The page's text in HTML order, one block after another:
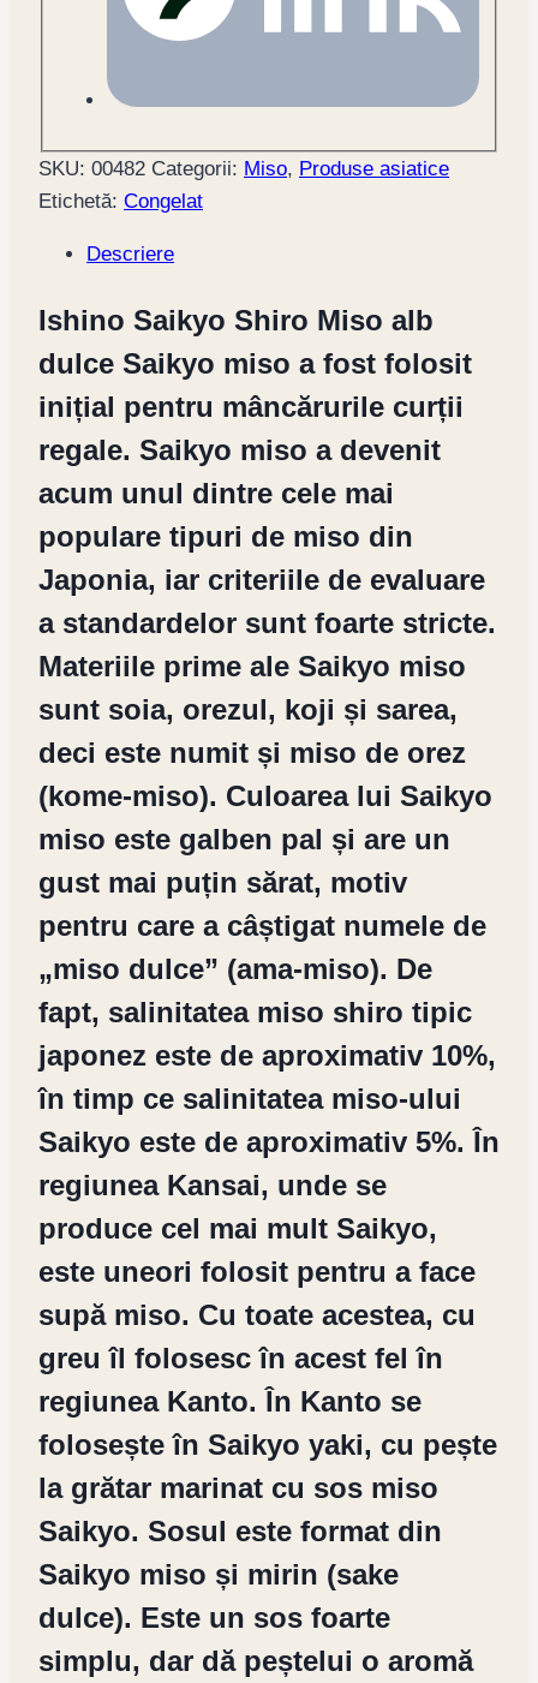
SKU: 00482 Categorii: Miso, Produse asiatice
Etichetă: Congelat
Descriere
Ishino Saikyo Shiro Miso alb
dulce Saikyo miso a fost folosit
inițial pentru mâncărurile curții
regale. Saikyo miso a devenit
acum unul dintre cele mai
populare tipuri de miso din
Japonia, iar criteriile de evaluare
a standardelor sunt foarte stricte.
Materiile prime ale Saikyo miso
sunt soia, orezul, koji și sarea,
deci este numit și miso de orez
(kome-miso). Culoarea lui Saikyo
miso este galben pal și are un
gust mai puțin sărat, motiv
pentru care a câștigat numele de
„miso dulce” (ama-miso). De
fapt, salinitatea miso shiro tipic
japonez este de aproximativ 10%,
în timp ce salinitatea miso-ului
Saikyo este de aproximativ 5%. În
regiunea Kansai, unde se
produce cel mai mult Saikyo,
este uneori folosit pentru a face
supă miso. Cu toate acestea, cu
greu îl folosesc în acest fel în
regiunea Kanto. În Kanto se
folosește în Saikyo yaki, cu pește
la grătar marinat cu sos miso
Saikyo. Sosul este format din
Saikyo miso și mirin (sake
dulce). Este un sos foarte
simplu, dar dă peștelui o aromă